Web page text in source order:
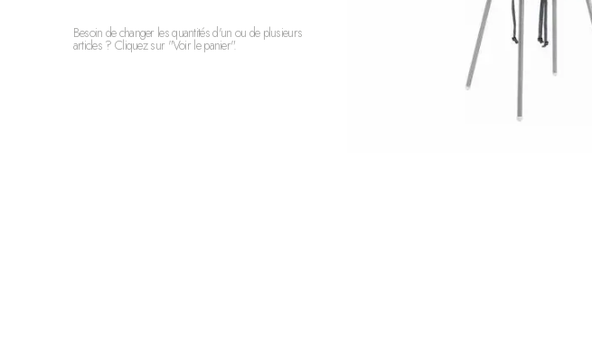
Besoin de changer les quantités d'un ou de plusieurs
articles ? Cliquez sur "Voir le panier".